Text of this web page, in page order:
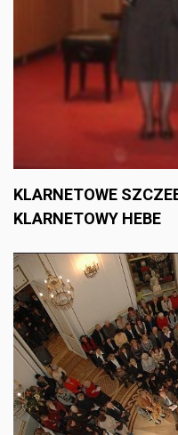
KLARNETOWE
KLARNETOWY HEBE